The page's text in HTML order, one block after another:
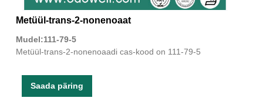
Metüül-trans-2-nonenoaat
Mudel:111-79-5
Metüül-trans-2-nonenoaadi cas-kood on 111-79-5
Saada päring